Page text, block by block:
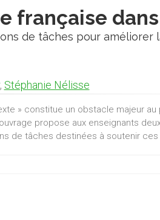
française
de tâches pour améliorer
, Stéphanie Nélisse
» constitue un obstacle majeur
propose aux enseignants
de tâches destinées à soutenir ces